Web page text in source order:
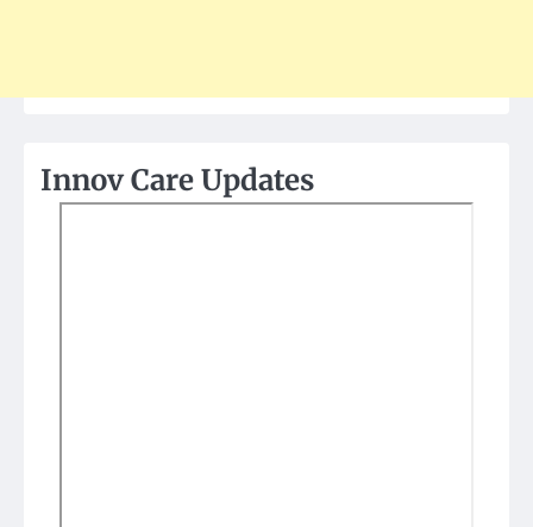
Innov Care Updates